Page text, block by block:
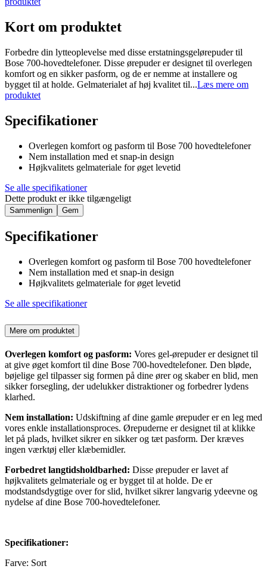
Kort om produktet
Forbedre din lytteoplevelse med disse erstatningsgelørepuder til
Bose 700-hovedtelefoner. Disse ørepuder er designet til overlegen
komfort og en sikker pasform, og de er nemme at installere og
bygget til at holde. Gelmaterialet af høj kvalitet til...Læs mere om
produktet
Specifikationer
Overlegen komfort og pasform til Bose 700 hovedtelefoner
Nem installation med et snap-in design
Højkvalitets gelmateriale for øget levetid
Se alle specifikationer
Dette produkt er ikke tilgængeligt
Sammenlign Gem
Specifikationer
Overlegen komfort og pasform til Bose 700 hovedtelefoner
Nem installation med et snap-in design
Højkvalitets gelmateriale for øget levetid
Se alle specifikationer
Mere om produktet
Overlegen komfort og pasform: Vores gel-ørepuder er designet til
at give øget komfort til dine Bose 700-hovedtelefoner. Den bløde,
bøjelige gel tilpasser sig formen på dine ører og skaber en blid, men
sikker forsegling, der udelukker distraktioner og forbedrer lydens
klarhed.
Nem installation: Udskiftning af dine gamle ørepuder er en leg med
vores enkle installationsproces. Ørepuderne er designet til at klikke
let på plads, hvilket sikrer en sikker og tæt pasform. Der kræves
ingen værktøj eller klæbemidler.
Forbedret langtidsholdbarhed: Disse ørepuder er lavet af
højkvalitets gelmateriale og er bygget til at holde. De er
modstandsdygtige over for slid, hvilket sikrer langvarig ydeevne og
nydelse af dine Bose 700-hovedtelefoner.
Specifikationer:
Farve: Sort